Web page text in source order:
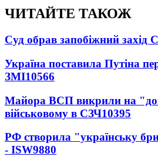
ЧИТАЙТЕ ТАКОЖ
Суд обрав запобіжний захід
Україна поставила Путіна
ЗМІ10566
Майора ВСП викрили на
військовому в СЗЧ10395
РФ створила "українську
- ISW9880